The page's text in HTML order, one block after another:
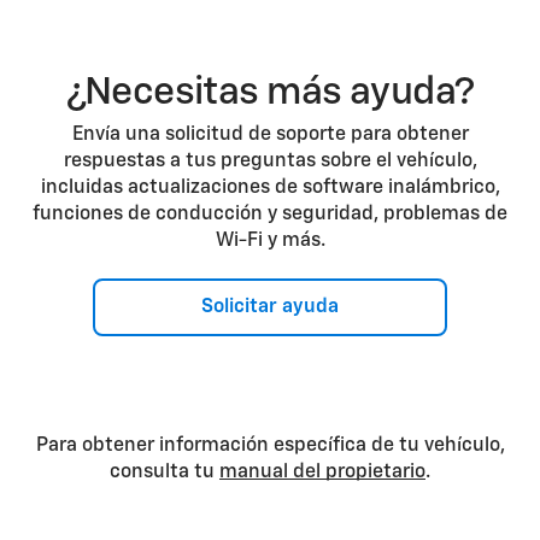
¿Necesitas más ayuda?
Envía una solicitud de soporte para obtener
respuestas a tus preguntas sobre el vehículo,
incluidas actualizaciones de software inalámbrico,
funciones de conducción y seguridad, problemas de
Wi-Fi y más.
Solicitar ayuda
Para obtener información específica de tu vehículo,
consulta tu manual del propietario.